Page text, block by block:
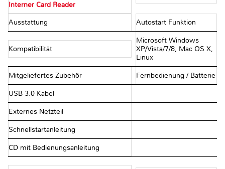
Interner Card Reader
Ausstattung Autostart Funktion
Kompatibilität
Microsoft Windows
XP/Vista/7/8, Mac OS X,
Linux
Mitgeliefertes Zubehör Fernbedienung / Batterie
USB 3.0 Kabel
Externes Netzteil
Schnellstartanleitung
CD mit Bedienungsanleitung